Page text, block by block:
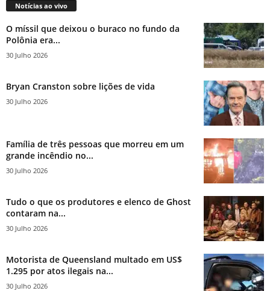
Notícias ao vivo
O míssil que deixou o buraco no fundo da
Polônia era...
30 Julho 2026
Bryan Cranston sobre lições de vida
30 Julho 2026
Família de três pessoas que morreu em um
grande incêndio no...
30 Julho 2026
Tudo o que os produtores e elenco de Ghost
contaram na...
30 Julho 2026
Motorista de Queensland multado em US$
1.295 por atos ilegais na...
30 Julho 2026